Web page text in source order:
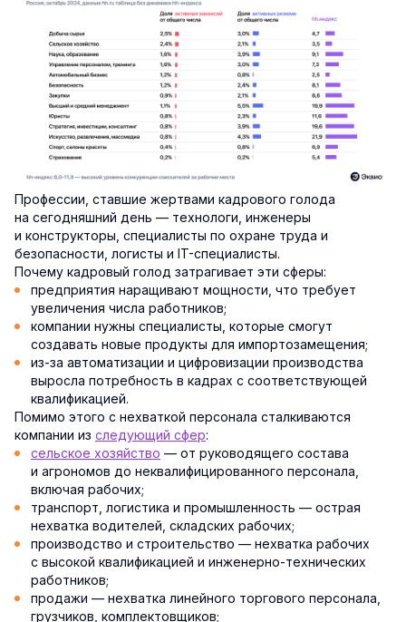
Профессии, ставшие жертвами кадрового голода
на сегодняшний день — технологи, инженеры
и конструкторы, специалисты по охране труда и
безопасности, логисты и IT-специалисты.
Почему кадровый голод затрагивает эти сферы:
предприятия наращивают мощности, что требует
увеличения числа работников;
компании нужны специалисты, которые смогут
создавать новые продукты для импортозамещения;
из-за автоматизации и цифровизации производства
выросла потребность в кадрах с соответствующей
квалификацией.
Помимо этого с нехваткой персонала сталкиваются
компании из следующий сфер:
сельское хозяйство — от руководящего состава
и агрономов до неквалифицированного персонала,
включая рабочих;
транспорт, логистика и промышленность — острая
нехватка водителей, складских рабочих;
производство и строительство — нехватка рабочих
с высокой квалификацией и инженерно-технических
работников;
продажи — нехватка линейного торгового персонала,
грузчиков, комплектовщиков;